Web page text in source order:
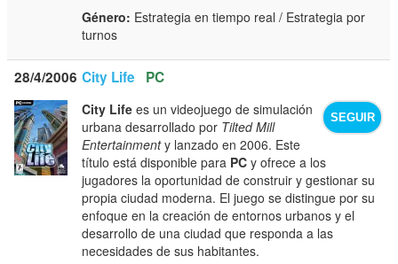
Género: Estrategia en tiempo real / Estrategia por
turnos
28/4/2006 City Life PC
SEGUIR
City Life es un videojuego de simulación
urbana desarrollado por Tilted Mill
Entertainmenty lanzado en 2006. Este
título está disponible para PC y ofrece a los
jugadores la oportunidad de construir y gestionar su
propia ciudad moderna. El juego se distingue por su
enfoque en la creación de entornos urbanos y el
desarrollo de una ciudad que responda a las
necesidades de sus habitantes.